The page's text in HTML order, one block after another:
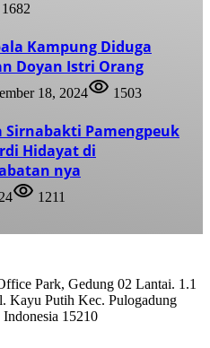
1682
Kampung Diduga
Doyan Istri Orang
18, 2024 1503
Sirnabakti Pamengpeuk
Hidayat di
nya
1211
Park, Gedung 02 Lantai. 1.1
Kayu Putih Kec. Pulogadung
15210